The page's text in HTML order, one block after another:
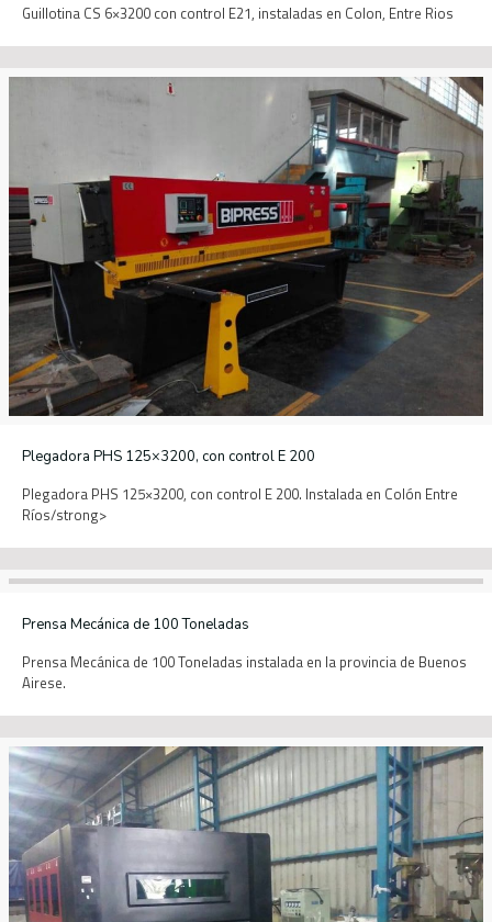
Guillotina CS 6×3200 con control E21, instaladas en Colon, Entre Rios
Plegadora PHS 125×3200, con control E 200
Plegadora PHS 125×3200, con control E 200. Instalada en Colón Entre
Ríos/strong>
Prensa Mecánica de 100 Toneladas
Prensa Mecánica de 100 Toneladas instalada en la provincia de Buenos
Airese.